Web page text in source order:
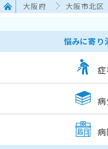
大阪府 大阪市北区
悩みに寄り